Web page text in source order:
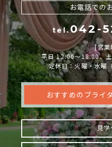
お電話での
tel.042-
[営
平日 12:00～18:00、
定休日：火曜・水曜
おすすめのブライ
見